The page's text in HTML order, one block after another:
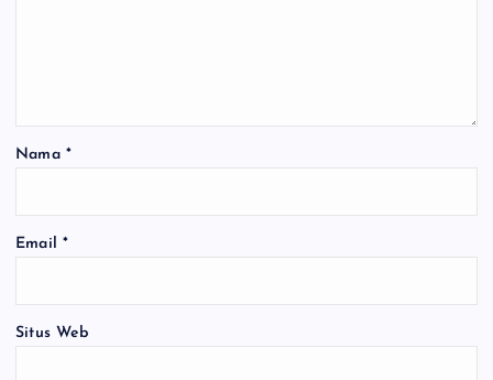
Nama *
Email *
Situs Web